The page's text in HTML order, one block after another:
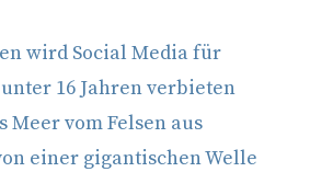
wird Social Media für
16 Jahren verbieten
Meer vom Felsen aus
einer gigantischen Welle